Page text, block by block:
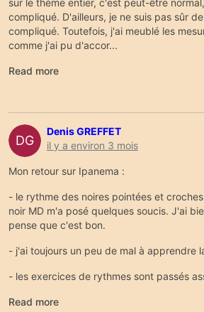
compliqué. D'ailleurs, je ne suis pas sûr
compliqué. Toutefois, j'ai meublé les
comme j'ai pu d'accor...
Read more
DG
Denis GREFFET
il y a environ 3 mois
Mon retour sur Ipanema :
- le rythme des noires pointées et
noir MD m'a posé quelques soucis. J'ai
pense que c'est bon.
- j'ai toujours un peu de mal à apprendre
- les exercices de rythmes sont passés
Read more